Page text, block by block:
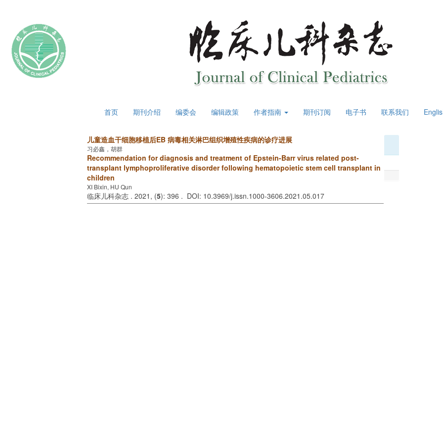
首页 期刊介绍 编委会 编辑政策 作者指南 期刊订阅 电子书 联系我们
儿童造血干细胞移植后EB 病毒相关淋巴组织增殖性疾病的诊疗进展
习必鑫，胡群
Recommendation for diagnosis and treatment of Epstein-Barr virus related post-
transplant lymphoproliferative disorder following hematopoietic stem cell transplant in
children
XI Bixin, HU Qun
临床儿科杂志 . 2021, (5): 396 . DOI: 10.3969/j.issn.1000-3606.2021.05.017